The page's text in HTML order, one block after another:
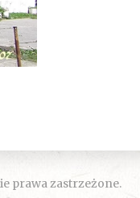
prawa zastrzeżone.